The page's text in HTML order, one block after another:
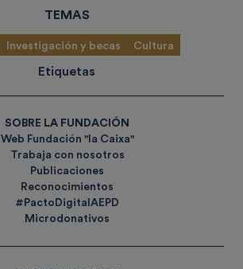
TEMAS
Investigación y becas Cultura
Etiquetas
SOBRE LA FUNDACIÓN
Web Fundación "la Caixa"
Trabaja con nosotros
Publicaciones
Reconocimientos
#PactoDigitalAEPD
Microdonativos